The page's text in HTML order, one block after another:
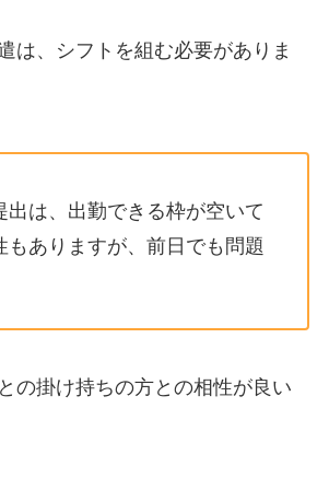
は、シフトを組む必要がありま
出は、出勤できる枠が空いて
もありますが、前日でも問題
の掛け持ちの方との相性が良い